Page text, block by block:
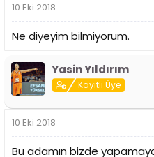
10 Eki 2018
Ne diyeyim bilmiyorum.
Yasin Yıldırım
Kayıtlı Üye
10 Eki 2018
Bu adamın bizde